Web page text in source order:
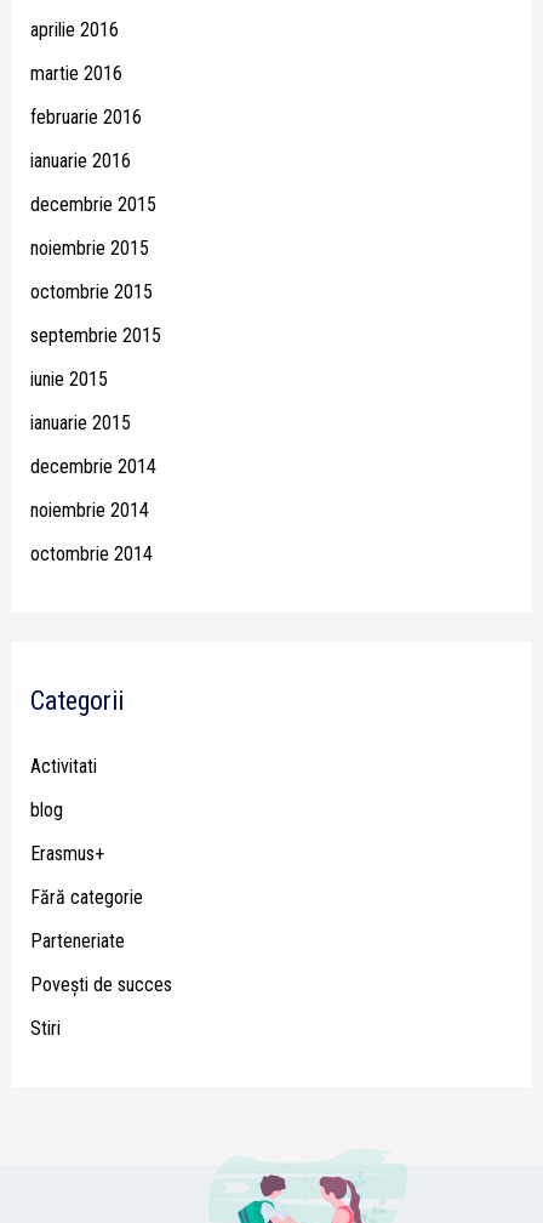
aprilie 2016
martie 2016
februarie 2016
ianuarie 2016
decembrie 2015
noiembrie 2015
octombrie 2015
septembrie 2015
iunie 2015
ianuarie 2015
decembrie 2014
noiembrie 2014
octombrie 2014
Categorii
Activitati
blog
Erasmus+
Fără categorie
Parteneriate
Poveşti de succes
Stiri